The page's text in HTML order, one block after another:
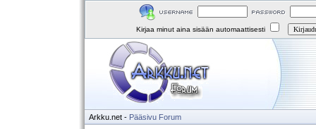
Kirjaa minut aina sisään automaattisesti
Arkku.net - Pääsivu Forum